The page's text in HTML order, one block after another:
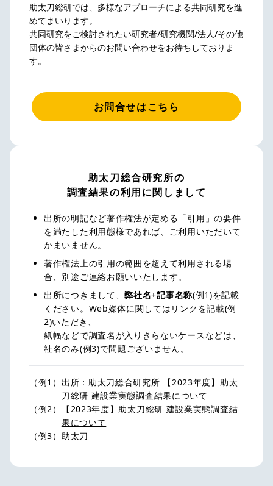
助太刀総研では、多様なアプローチによる共同研究を進
めてまいります。
共同研究をご検討されたい研究者/研究機関/法人/その他
団体の皆さまからのお問い合わせをお待ちしておりま
す。
お問合せはこちら
助太刀総合研究所の
調査結果の利用に関しまして
出所の明記など著作権法が定める「引用」の要件
を満たした利用態様であれば、ご利用いただいて
かまいません。
著作権法上の引用の範囲を超えて利用される場
合、別途ご連絡お願いいたします。
出所につきまして、弊社名+記事名称(例1)を記載
ください。Web媒体に関してはリンクを記載(例
2)いただき、
紙幅などで調査名が入りきらないケースなどは、
社名のみ(例3)で問題ございません。
（例1） 出所：助太刀総合研究所 【2023年度】助太
刀総研 建設業実態調査結果について
（例2）
【2023年度】助太刀総研 建設業実態調査結
果について
（例3） 助太刀